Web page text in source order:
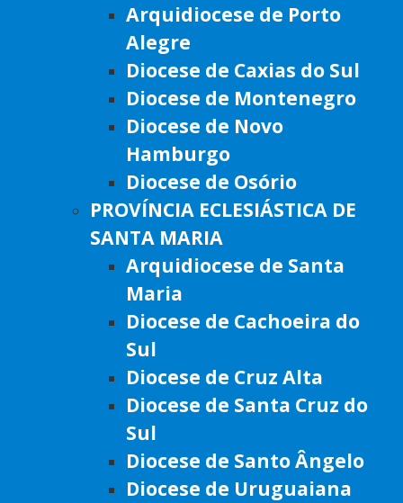
Arquidiocese de Porto
Alegre
Diocese de Caxias do Sul
Diocese de Montenegro
Diocese de Novo
Hamburgo
Diocese de Osório
PROVÍNCIA ECLESIÁSTICA DE
SANTA MARIA
Arquidiocese de Santa
Maria
Diocese de Cachoeira do
Sul
Diocese de Cruz Alta
Diocese de Santa Cruz do
Sul
Diocese de Santo Ângelo
Diocese de Uruguaiana